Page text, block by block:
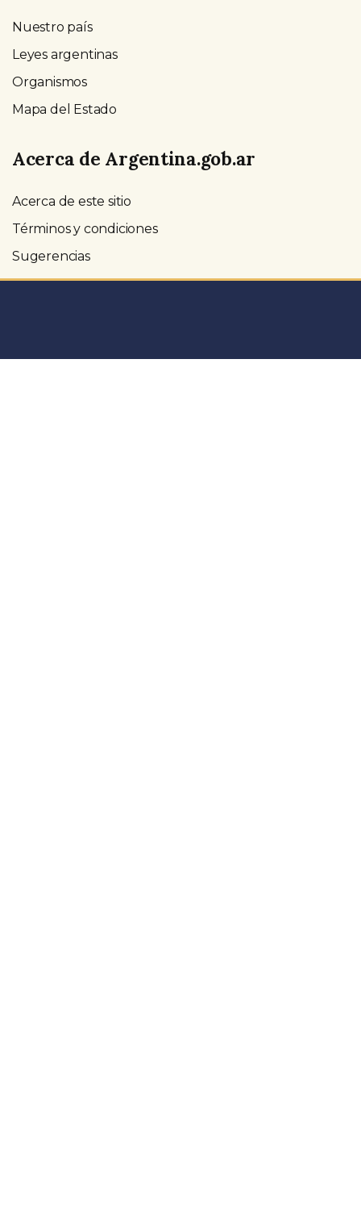
Nuestro país
Leyes argentinas
Organismos
Mapa del Estado
Acerca de Argentina.gob.ar
Acerca de este sitio
Términos y condiciones
Sugerencias